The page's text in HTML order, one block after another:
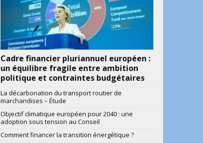
Cadre financier pluriannuel européen :
un équilibre fragile entre ambition
politique et contraintes budgétaires
La décarbonation du transport routier de
marchandises – Étude
Objectif climatique européen pour 2040 : une
adoption sous tension au Conseil
Comment financer la transition énergétique ?